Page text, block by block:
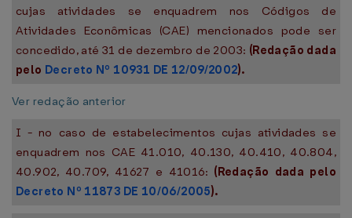
cujas atividades se enquadrem nos Códigos de
Atividades Econômicas (CAE) mencionados pode ser
concedido, até 31 de dezembro de 2003: (Redação dada
pelo Decreto Nº 10931 DE 12/09/2002).
Ver redação anterior
I - no caso de estabelecimentos cujas atividades se
enquadrem nos CAE 41.010, 40.130, 40.410, 40.804,
40.902, 40.709, 41627 e 41016: (Redação dada pelo
Decreto Nº 11873 DE 10/06/2005).